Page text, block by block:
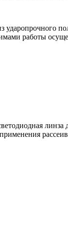
работы